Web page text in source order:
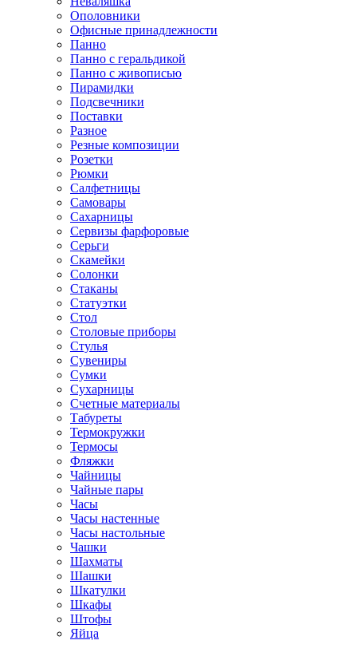
Ополовники
Офисные принадлежности
Панно
Панно с геральдикой
Панно с живописью
Пирамидки
Подсвечники
Поставки
Разное
Резные композиции
Розетки
Рюмки
Салфетницы
Самовары
Сахарницы
Сервизы фарфоровые
Серьги
Скамейки
Солонки
Стаканы
Статуэтки
Стол
Столовые приборы
Стулья
Сувениры
Сумки
Сухарницы
Счетные материалы
Табуреты
Термокружки
Термосы
Фляжки
Чайницы
Чайные пары
Часы
Часы настенные
Часы настольные
Чашки
Шахматы
Шашки
Шкатулки
Шкафы
Штофы
Яйца